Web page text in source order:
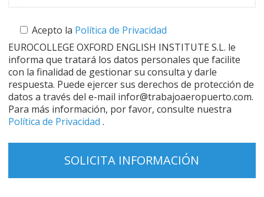
Acepto la Política de Privacidad
EUROCOLLEGE OXFORD ENGLISH INSTITUTE S.L. le
informa que tratará los datos personales que facilite
con la finalidad de gestionar su consulta y darle
respuesta. Puede ejercer sus derechos de protección de
datos a través del e-mail infor@trabajoaeropuerto.com.
Para más información, por favor, consulte nuestra
Política de Privacidad.